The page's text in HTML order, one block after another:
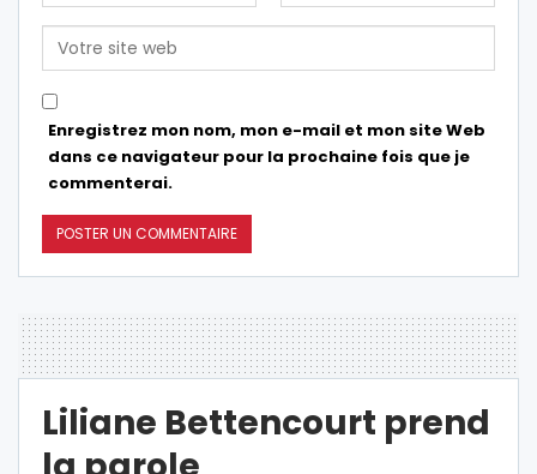
Enregistrez mon nom, mon e-mail et mon site Web
dans ce navigateur pour la prochaine fois que je
commenterai.
Liliane Bettencourt prend